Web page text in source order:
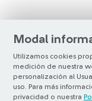
Modal
Utilizamos cookies
medición de nuestra
personalización al
uso. Para más
privacidad o nuestra
©